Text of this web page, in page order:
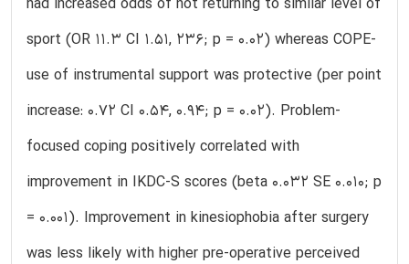
sport (OR 11.3 CI 1.51, 236; p = 0.02) whereas COPE-
use of instrumental support was protective (per point
increase: 0.72 CI 0.54, 0.94; p = 0.02). Problem-
focused coping positively correlated with
improvement in IKDC-S scores (beta 0.032 SE 0.010; p
= 0.001). Improvement in kinesiophobia after surgery
was less likely with higher pre-operative perceived